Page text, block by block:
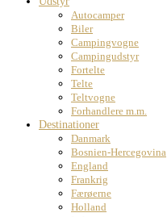
Autocamper
Biler
Campingvogne
Campingudstyr
Fortelte
Telte
Teltvogne
Forhandlere m.m.
Destinationer
Danmark
Bosnien-Hercegovina
England
Frankrig
Færøerne
Holland